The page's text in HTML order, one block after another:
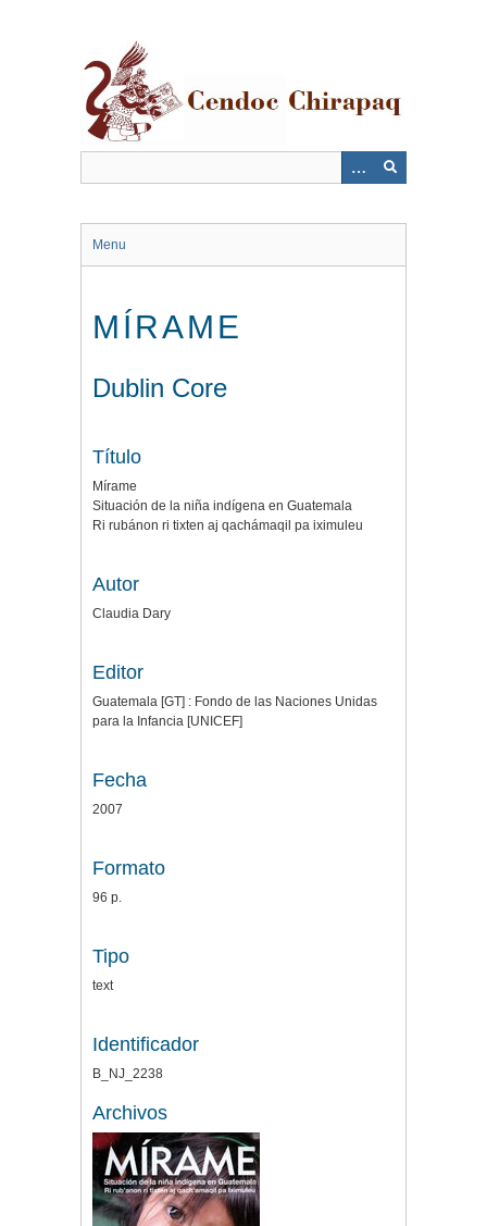
Menu
MÍRAME
Dublin Core
Título
Mírame
Situación de la niña indígena en Guatemala
Ri rubánon ri tixten aj qachámaqil pa iximuleu
Autor
Claudia Dary
Editor
Guatemala [GT] : Fondo de las Naciones Unidas
para la Infancia [UNICEF]
Fecha
2007
Formato
96 p.
Tipo
text
Identificador
B_NJ_2238
Archivos